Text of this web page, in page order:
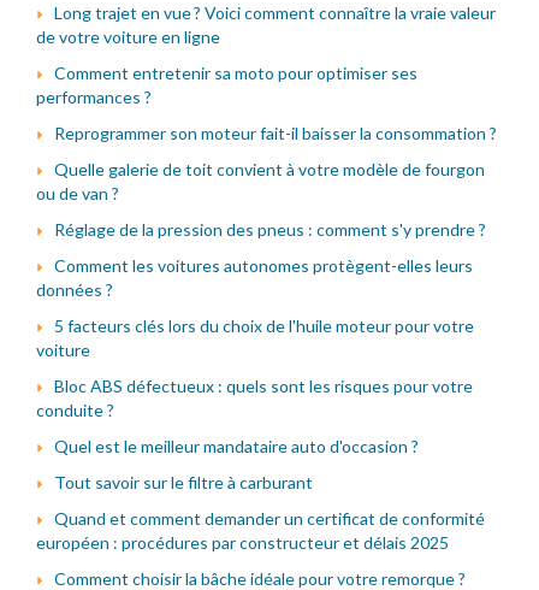
Long trajet en vue ? Voici comment connaître la vraie valeur
de votre voiture en ligne
Comment entretenir sa moto pour optimiser ses
performances ?
Reprogrammer son moteur fait-il baisser la consommation ?
Quelle galerie de toit convient à votre modèle de fourgon
ou de van ?
Réglage de la pression des pneus : comment s'y prendre ?
Comment les voitures autonomes protègent-elles leurs
données ?
5 facteurs clés lors du choix de l'huile moteur pour votre
voiture
Bloc ABS défectueux : quels sont les risques pour votre
conduite ?
Quel est le meilleur mandataire auto d'occasion ?
Tout savoir sur le filtre à carburant
Quand et comment demander un certificat de conformité
européen : procédures par constructeur et délais 2025
Comment choisir la bâche idéale pour votre remorque ?